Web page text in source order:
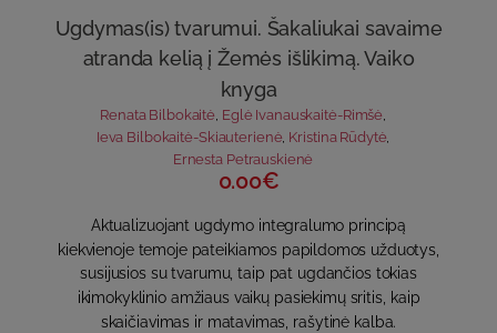
Ugdymas(is) tvarumui. Šakaliukai savaime
atranda kelią į Žemės išlikimą. Vaiko
knyga
Renata Bilbokaitė, Eglė Ivanauskaitė-Rimšė,
Ieva Bilbokaitė-Skiauterienė Kristina Rūdytė
Ernesta Petrauskienė
0.00€
Aktualizuojant ugdymo integralumo principą
kiekvienoje temoje pateikiamos papildomos užduotys,
susijusios su tvarumu, taip pat ugdančios tokias
ikimokyklinio amžiaus vaikų pasiekimų sritis, kaip
skaičiavimas ir matavimas, rašytinė kalba.